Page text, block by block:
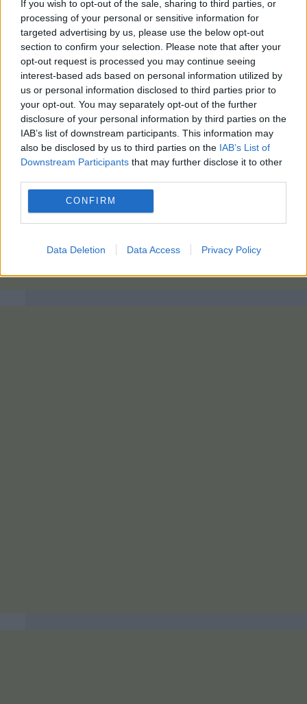
If you wish to opt-out of the sale, sharing to third parties, or
processing of your personal or sensitive information for
targeted advertising by us, please use the below opt-out
section to confirm your selection. Please note that after your
opt-out request is processed you may continue seeing
interest-based ads based on personal information utilized by
us or personal information disclosed to third parties prior to
your opt-out. You may separately opt-out of the further
disclosure of your personal information by third parties on the
IAB’s list of downstream participants. This information may
also be disclosed by us to third parties on the IAB’s List of
Downstream Participants that may further disclose it to other
CONFIRM
Data Deletion Data Access Privacy Policy